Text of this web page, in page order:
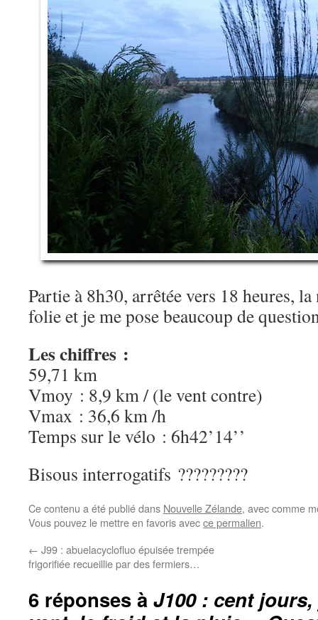
Partie à 8h30, arrêtée vers 18 heures,
folie et je me pose beaucoup de
Les chiffres :
59,71 km
Vmoy : 8,9 km / (le vent contre)
Vmax : 36,6 km /h
Temps sur le vélo : 6h42’14’’
Bisous interrogatifs ?????????
Ce contenu a été publié dans Nouvelle Zélande, avec comme
Vous pouvez le mettre en favoris avecce permalien.
← J99 : abuelacyclofluo épuisée trempée
frigorifiée recueillie par des fermiers…
6 réponses à J100 : cent